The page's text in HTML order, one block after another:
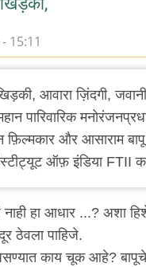
15:11
आवारा ज़िंदगी,
पारिवारिक
फ़िल्मकार और आसाराम
ऑफ़ इंडिया FTII
हा आधार ...? अशा
ठेवला पाहिजे.
काय चूक आहे?